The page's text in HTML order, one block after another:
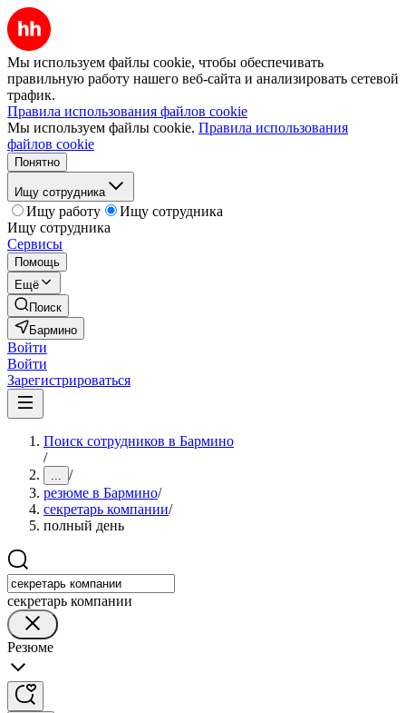
Мы используем файлы cookie, чтобы обеспечивать
правильную работу нашего веб-сайта и анализировать сетевой
трафик.
Правила использования файлов cookie
Мы используем файлы cookie. Правила использования
файлов cookie
Понятно
Ищу сотрудника
Ищу работу
Ищу сотрудника
Ищу сотрудника
Сервисы
Помощь
Ещё
Поиск
Бармино
Войти
Войти
Зарегистрироваться
Поиск сотрудников в Бармино
/
... /
резюме в Бармино/
секретарь компании/
полный день
секретарь компании
Резюме